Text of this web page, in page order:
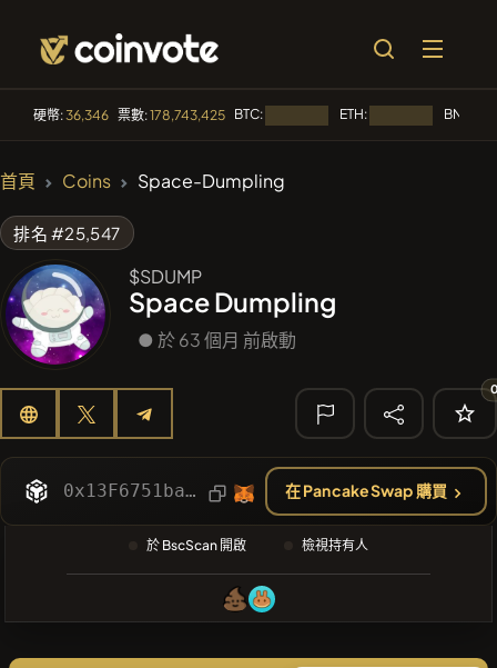
硬幣:36,346 票數:178,743,425 BTC: ETH: BNB:
Boss cat
#2569
ATH ATH
#619
🔎 最近的搜
尋
❌沒有近期
的幣種
首頁 Coins Space-Dumpling
排名 #25,547
$SDUMP
Space Dumpling
● 於 63 個月 前啟動
0x13F6751ba11337BC67aBBdAd638a56194ee133B8 在 PancakeSwap 購買
於 BscScan 開啟 檢視持有人